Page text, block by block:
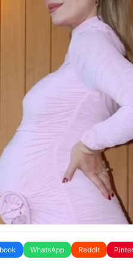
WhatsApp Reddit